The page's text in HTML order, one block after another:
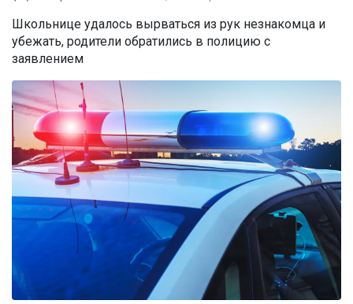
Школьнице удалось вырваться из рук незнакомца и
убежать, родители обратились в полицию с
заявлением